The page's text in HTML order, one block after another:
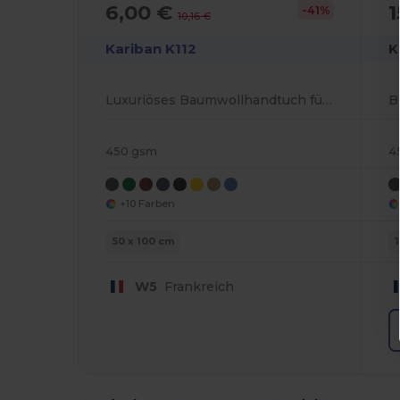
6,00 €10,16 € -41%
Kariban K112
Luxuriöses Baumwollhandtuch für Ihr Badezimmer
450 gsm
+10 Farben
50 x 100 cm
W5 Frankreich